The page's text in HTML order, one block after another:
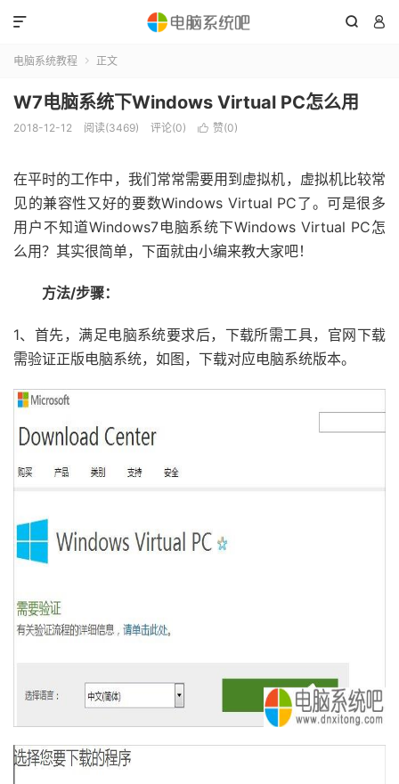
 

电脑系统教程  正文
W7电脑系统下Windows Virtual PC怎么用
2018-12-12 阅读(3469) 评论(0)  赞(0)
在平时的工作中，我们常常需要用到虚拟机，虚拟机比较常
见的兼容性又好的要数Windows Virtual PC了。可是很多
用户不知道Windows7电脑系统下Windows Virtual PC怎
么用？其实很简单，下面就由小编来教大家吧！
方法/步骤：
1、首先，满足电脑系统要求后，下载所需工具，官网下载
需验证正版电脑系统，如图，下载对应电脑系统版本。